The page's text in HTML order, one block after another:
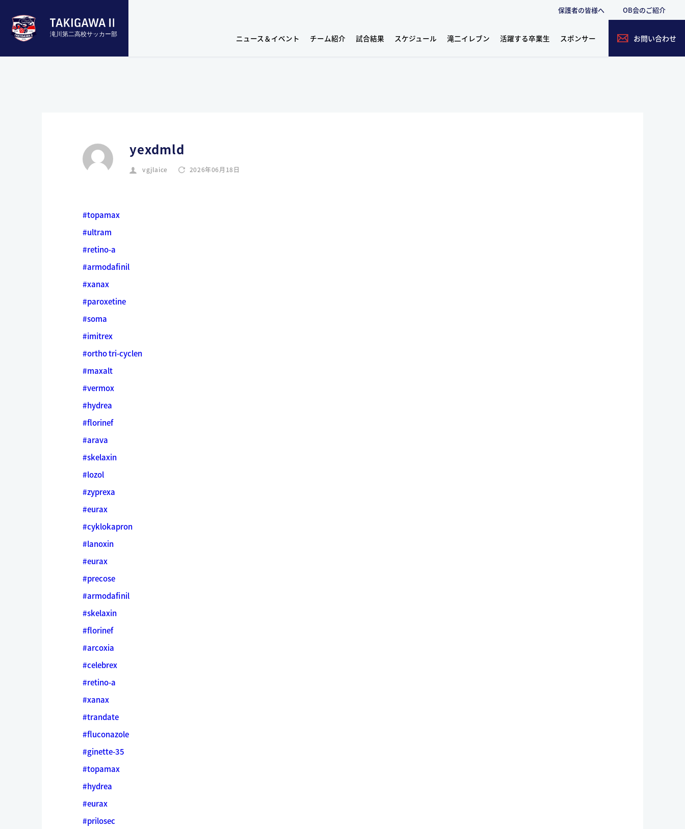
滝川第二高校サッカー部
保護者の皆様へ OB会のご紹介
ニュース＆イベント チーム紹介 試合結果 スケジュール 滝二イレブン 活躍する卒業生 スポンサー お問い合わせ
yexdmld
vgjlaice 2026年06月18日
#topamax
#ultram
#retino-a
#armodafinil
#xanax
#paroxetine
#soma
#imitrex
#ortho tri-cyclen
#maxalt
#vermox
#hydrea
#florinef
#arava
#skelaxin
#lozol
#zyprexa
#eurax
#cyklokapron
#lanoxin
#eurax
#precose
#armodafinil
#skelaxin
#florinef
#arcoxia
#celebrex
#retino-a
#xanax
#trandate
#fluconazole
#ginette-35
#topamax
#hydrea
#eurax
#prilosec